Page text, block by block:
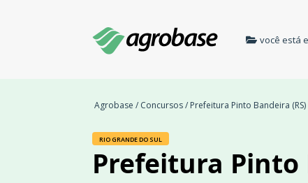
você está
Agrobase / Concursos/ Prefeitura Pinto Bandeira
RIO GRANDE DO SUL
Prefeitura Pinto